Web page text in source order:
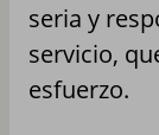
seria y
servicio,
esfuerzo.